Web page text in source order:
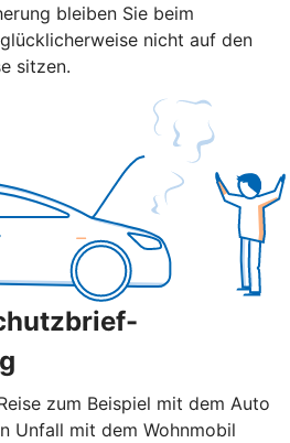
bleiben Sie beim
nicht auf den
sitzen.
zum Beispiel mit dem Auto
Unfall mit dem Wohnmobil